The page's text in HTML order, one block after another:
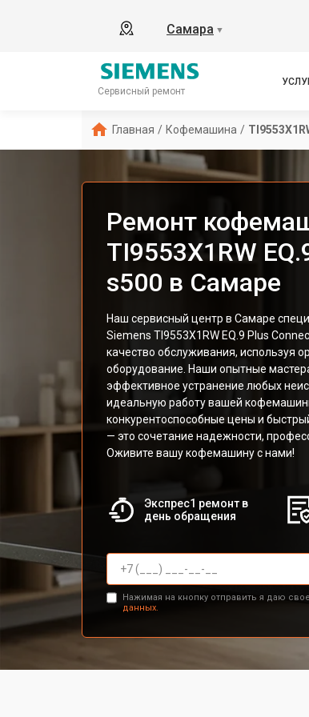
Самара ▼
Сервисный ремонт
Главная / Кофемашина /
Ремонт
TI9553X1RW
s500 в Самаре
Наш сервисный центр в Самаре
Siemens TI9553X1RW EQ.9 Plus
качество обслуживания, используя
оборудование. Наши опытные
эффективное устранение любых
идеальную работу вашей
конкурентоспособные цены и
— это сочетание надежности,
Оживите вашу кофемашину с нами!
Экспрес1 ремонт в
день обращения
Нажимая на кнопку отправить я даю
данных.